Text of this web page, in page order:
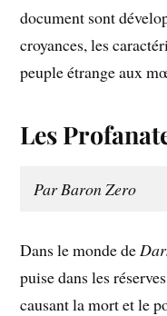
document sont
croyances, les
peuple étrange aux
Les
Par Baron Zero
Dans le monde de
puise dans les
causant la mort et le